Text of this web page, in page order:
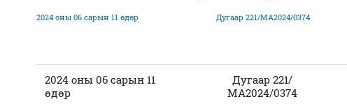
2024 оны 06 сарын 11 өдөр Дугаар 221/МА2024/0374
2024 оны 06 сарын 11
өдөр
Дугаар 221/
МА2024/0374